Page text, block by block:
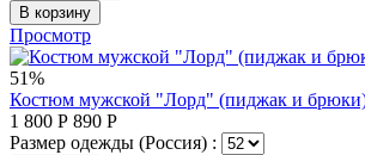
В корзину
Просмотр
51%
Костюм мужской "Лорд" (пиджак и
1 800 Р 890 Р
Размер одежды (Россия) :